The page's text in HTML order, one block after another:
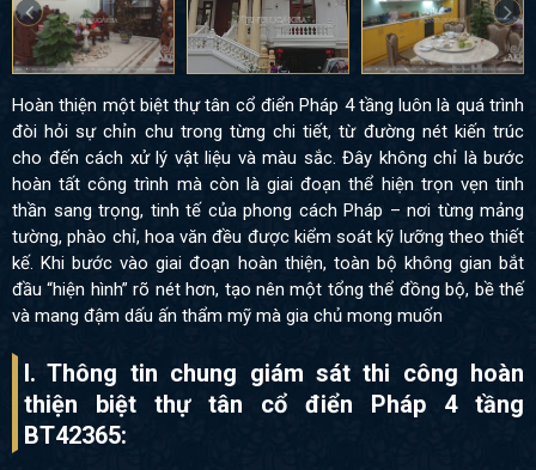
Hoàn thiện một biệt thự tân cổ điển Pháp 4 tầng luôn là quá trình
đòi hỏi sự chỉn chu trong từng chi tiết, từ đường nét kiến trúc
cho đến cách xử lý vật liệu và màu sắc. Đây không chỉ là bước
hoàn tất công trình mà còn là giai đoạn thể hiện trọn vẹn tinh
thần sang trọng, tinh tế của phong cách Pháp – nơi từng mảng
tường, phào chỉ, hoa văn đều được kiểm soát kỹ lưỡng theo thiết
kế. Khi bước vào giai đoạn hoàn thiện, toàn bộ không gian bắt
đầu “hiện hình” rõ nét hơn, tạo nên một tổng thể đồng bộ, bề thế
và mang đậm dấu ấn thẩm mỹ mà gia chủ mong muốn
I. Thông tin chung giám sát thi công hoàn
thiện biệt thự tân cổ điển Pháp 4 tầng
BT42365: